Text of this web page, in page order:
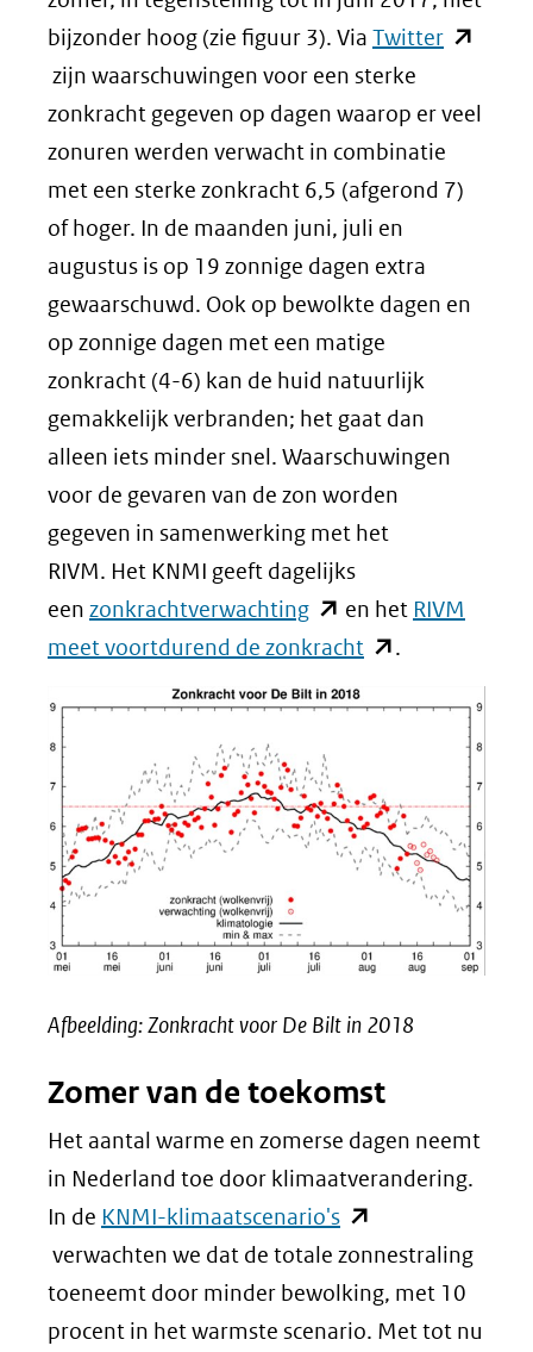
bijzonder hoog (zie figuur 3). Via Twitter(opent
nieuw
venster)
(verwijst
andere
zijn waarschuwingen voor een sterke
zonkracht gegeven op dagen waarop er veel
zonuren werden verwacht in combinatie
met een sterke zonkracht 6,5 (afgerond 7)
of hoger. In de maanden juni, juli en
augustus is op 19 zonnige dagen extra
gewaarschuwd. Ook op bewolkte dagen en
op zonnige dagen met een matige
zonkracht (4-6) kan de huid natuurlijk
gemakkelijk verbranden; het gaat dan
alleen iets minder snel. Waarschuwingen
voor de gevaren van de zon worden
gegeven in samenwerking met het
RIVM. Het KNMI geeft dagelijks
een zonkrachtverwachting(opent
in
nieuw
(verwijst
naar
een
andere
en het RIVM
meet voortdurend de zonkracht (opent
(verwijst
naar
een
website)
.
Afbeelding: Zonkracht voor De Bilt in 2018
Zomer van de toekomst
Het aantal warme en zomerse dagen neemt
in Nederland toe door klimaatverandering.
In de KNMI-klimaatscenario's(opent
in
nieuw
venster)
verwachten we dat de totale zonnestraling
toeneemt door minder bewolking, met 10
procent in het warmste scenario. Met tot nu